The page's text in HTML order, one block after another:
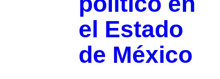
el Estado
de México